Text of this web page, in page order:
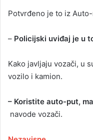
Potvrđeno je to iz
– Policijski uviđaj je u
Kako javljaju vozači, u
vozilo i kamion.
– Koristite auto-put,
navode vozači.